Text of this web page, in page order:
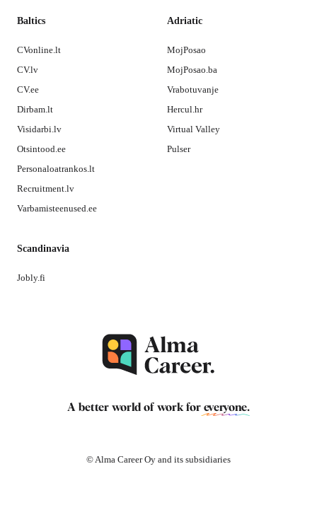
Baltics
CVonline.lt
CV.lv
CV.ee
Dirbam.lt
Visidarbi.lv
Otsintood.ee
Personaloatrankos.lt
Recruitment.lv
Varbamisteenused.ee
Adriatic
MojPosao
MojPosao.ba
Vrabotuvanje
Hercul.hr
Virtual Valley
Pulser
Scandinavia
Jobly.fi
A better world of work for everyone.
© Alma Career Oy and its subsidiaries